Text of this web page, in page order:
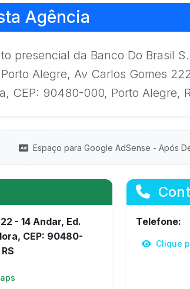
Agência
presencial da Banco Do Brasil
Alegre, Av Carlos Gomes
CEP: 90480-000, Porto Alegre,
Espaço para Google AdSense - Após
- 14 Andar, Ed.
CEP: 90480-
Telefone:
Clique